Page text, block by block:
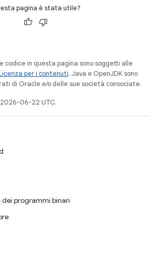
pagina è stata utile?
codice in questa pagina sono soggetti alle
per i contenuti. Java e OpenJDK sono
di Oracle e/o delle sue società consociate.
06-22 UTC.
programmi binari